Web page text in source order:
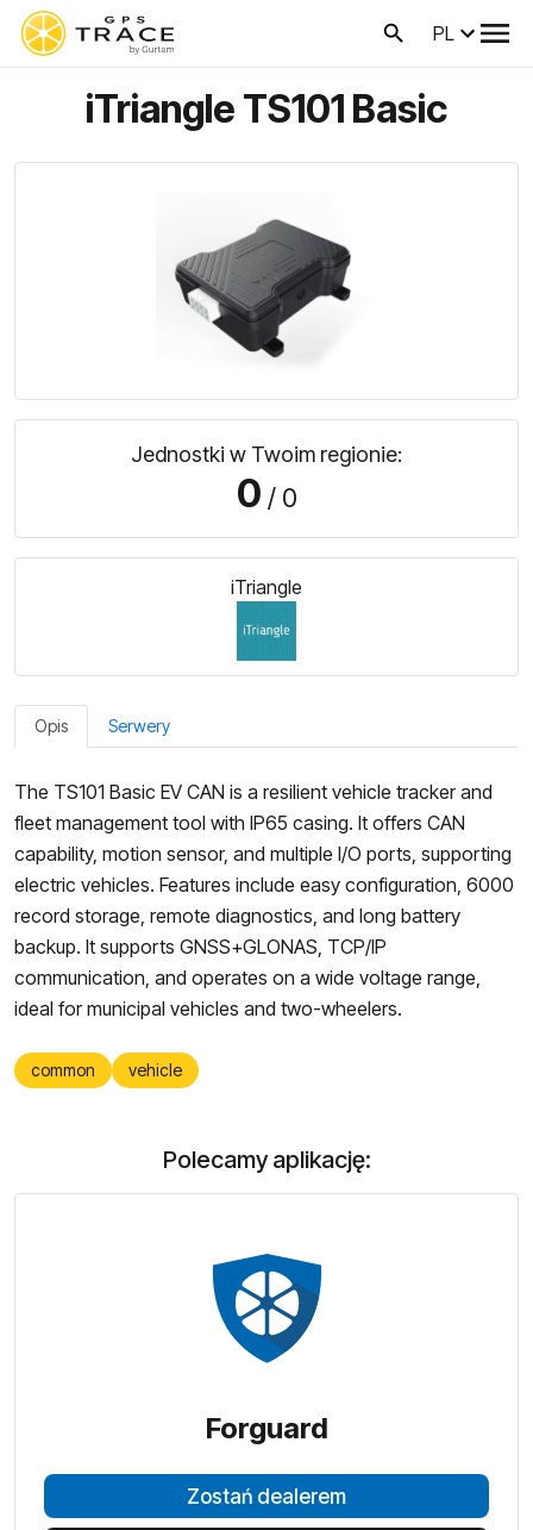
PL
iTriangle TS101 Basic
Jednostki w Twoim regionie:
0 / 0
iTriangle
Opis Serwery
The TS101 Basic EV CAN is a resilient vehicle tracker and
fleet management tool with IP65 casing. It offers CAN
capability, motion sensor, and multiple I/O ports, supporting
electric vehicles. Features include easy configuration, 6000
record storage, remote diagnostics, and long battery
backup. It supports GNSS+GLONAS, TCP/IP
communication, and operates on a wide voltage range,
ideal for municipal vehicles and two-wheelers.
common vehicle
Polecamy aplikację:
Forguard
Zostań dealerem